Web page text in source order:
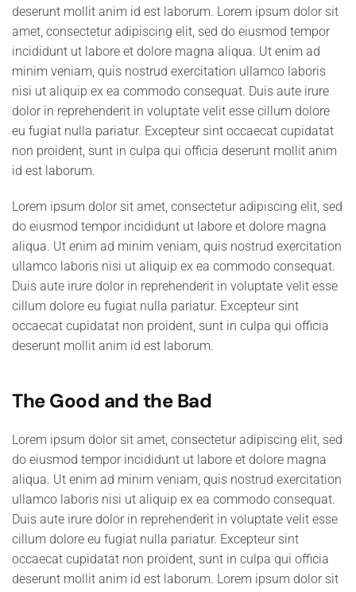
deserunt mollit anim id est laborum. Lorem ipsum dolor sit
amet, consectetur adipiscing elit, sed do eiusmod tempor
incididunt ut labore et dolore magna aliqua. Ut enim ad
minim veniam, quis nostrud exercitation ullamco laboris
nisi ut aliquip ex ea commodo consequat. Duis aute irure
dolor in reprehenderit in voluptate velit esse cillum dolore
eu fugiat nulla pariatur. Excepteur sint occaecat cupidatat
non proident, sunt in culpa qui officia deserunt mollit anim
id est laborum.
Lorem ipsum dolor sit amet, consectetur adipiscing elit, sed
do eiusmod tempor incididunt ut labore et dolore magna
aliqua. Ut enim ad minim veniam, quis nostrud exercitation
ullamco laboris nisi ut aliquip ex ea commodo consequat.
Duis aute irure dolor in reprehenderit in voluptate velit esse
cillum dolore eu fugiat nulla pariatur. Excepteur sint
occaecat cupidatat non proident, sunt in culpa qui officia
deserunt mollit anim id est laborum.
The Good and the Bad
Lorem ipsum dolor sit amet, consectetur adipiscing elit, sed
do eiusmod tempor incididunt ut labore et dolore magna
aliqua. Ut enim ad minim veniam, quis nostrud exercitation
ullamco laboris nisi ut aliquip ex ea commodo consequat.
Duis aute irure dolor in reprehenderit in voluptate velit esse
cillum dolore eu fugiat nulla pariatur. Excepteur sint
occaecat cupidatat non proident, sunt in culpa qui officia
deserunt mollit anim id est laborum. Lorem ipsum dolor sit